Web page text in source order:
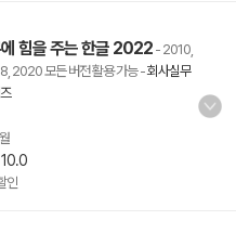
힘을 주는 한글 2022- 2010,
2020 모든 버전 활용 가능-회사실무
10.0
인